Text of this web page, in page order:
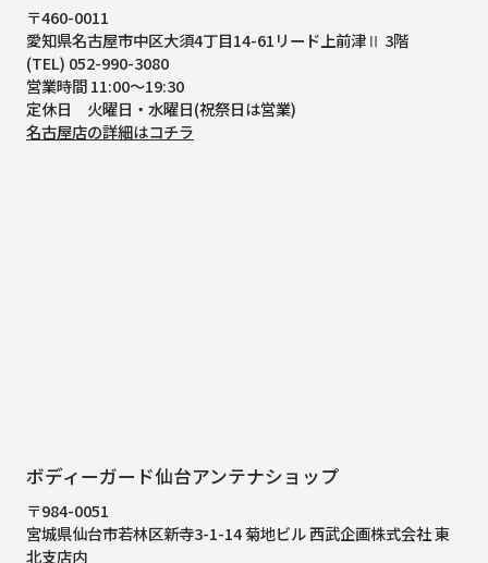
〒460-0011
愛知県名古屋市中区大須4丁目14-61リード上前津Ⅱ 3階
(TEL) 052-990-3080
営業時間 11:00～19:30
定休日 火曜日・水曜日(祝祭日は営業)
名古屋店の詳細はコチラ
ボディーガード仙台アンテナショップ
〒984-0051
宮城県仙台市若林区新寺3-1-14 菊地ビル 西武企画株式会社 東
北支店内